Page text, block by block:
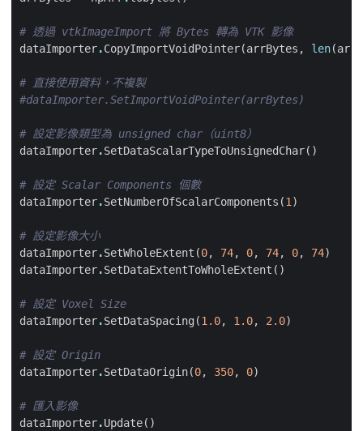
# 透過 vtkImageImport 將 Bytes 轉為 VTK 影像
dataImporter.CopyImportVoidPointer(arrBytes , len(
# 直接使用資料，不複製
#dataImporter.SetImportVoidPointer(arrBytes)
# 設定影像類型為 unsigned char（uint8）
dataImporter.SetDataScalarTypeToUnsignedChar()
# 設定 Scalar Components 個數
dataImporter.SetNumberOfScalarComponents (1)
# 設定影像大小
dataImporter.SetWholeExtent (0, 74, 0, 74, 0, 74)
dataImporter.SetDataExtentToWholeExtent ()
# 設定 Voxel Size
dataImporter.SetDataSpacing (1.0, 1.0, 2.0)
# 設定 Origin
dataImporter.SetDataOrigin(0, 350, 0)
# 匯入影像
dataImporter.Update()